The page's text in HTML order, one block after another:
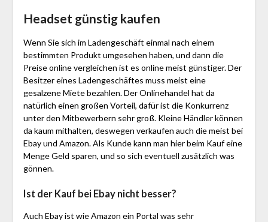
Headset günstig kaufen
Wenn Sie sich im Ladengeschäft einmal nach einem
bestimmten Produkt umgesehen haben, und dann die
Preise online vergleichen ist es online meist günstiger. Der
Besitzer eines Ladengeschäftes muss meist eine
gesalzene Miete bezahlen. Der Onlinehandel hat da
natürlich einen großen Vorteil, dafür ist die Konkurrenz
unter den Mitbewerbern sehr groß. Kleine Händler können
da kaum mithalten, deswegen verkaufen auch die meist bei
Ebay und Amazon. Als Kunde kann man hier beim Kauf eine
Menge Geld sparen, und so sich eventuell zusätzlich was
gönnen.
Ist der Kauf bei Ebay nicht besser?
Auch Ebay ist wie Amazon ein Portal was sehr